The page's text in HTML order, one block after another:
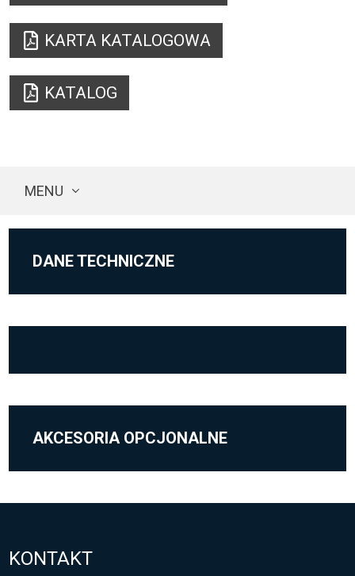
KARTA KATALOGOWA
KATALOG
MENU
DANE TECHNICZNE
AKCESORIA OPCJONALNE
KONTAKT